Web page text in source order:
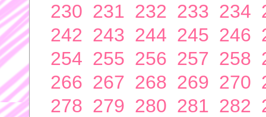
230 231 232 233 234
242 243 244 245 246
254 255 256 257 258
266 267 268 269 270
278 279 280 281 282